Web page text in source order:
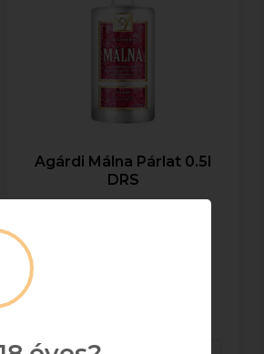
Agárdi Málna Párlat 0.5l
DRS